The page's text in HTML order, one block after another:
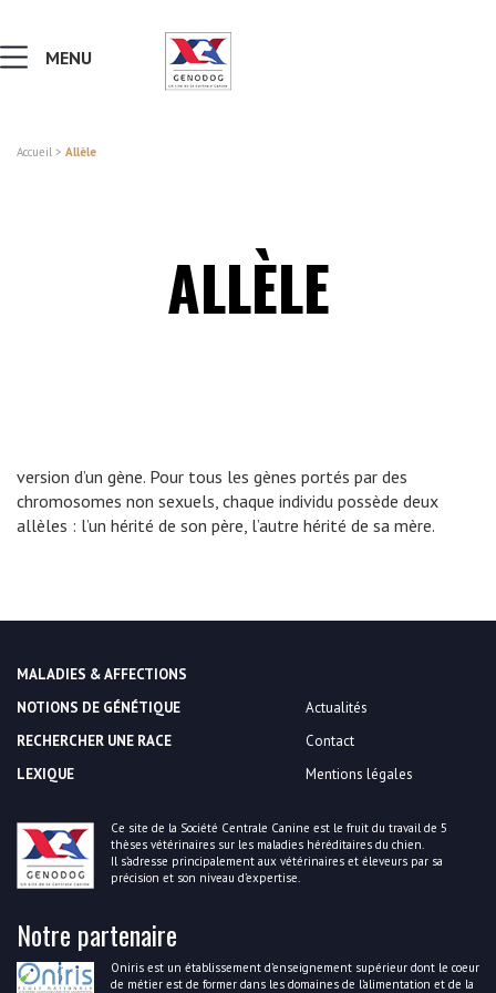
NOTIONS DE GÉNÉTIQUE
RECHERCHER UNE RACE
MENU
Accueil > Allèle
ALLÈLE
version d’un gène. Pour tous les gènes portés par des
chromosomes non sexuels, chaque individu possède deux
allèles : l’un hérité de son père, l’autre hérité de sa mère.
MALADIES & AFFECTIONS
NOTIONS DE GÉNÉTIQUE
RECHERCHER UNE RACE
LEXIQUE
Actualités
Contact
Mentions légales
Ce site de la Société Centrale Canine est le fruit du travail de 5
thèses vétérinaires sur les maladies héréditaires du chien.
Il s’adresse principalement aux vétérinaires et éleveurs par sa
précision et son niveau d’expertise.
Notre partenaire
Oniris est un établissement d’enseignement supérieur dont le coeur
de métier est de former dans les domaines de l’alimentation et de la